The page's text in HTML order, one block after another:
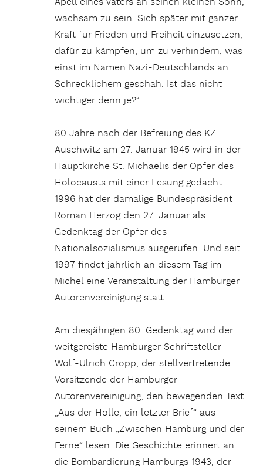
wachsam zu sein. Sich später mit ganzer
Kraft für Frieden und Freiheit einzusetzen,
dafür zu kämpfen, um zu verhindern, was
einst im Namen Nazi-Deutschlands an
Schrecklichem geschah. Ist das nicht
wichtiger denn je?“
80 Jahre nach der Befreiung des KZ
Auschwitz am 27. Januar 1945 wird in der
Hauptkirche St. Michaelis der Opfer des
Holocausts mit einer Lesung gedacht.
1996 hat der damalige Bundespräsident
Roman Herzog den 27. Januar als
Gedenktag der Opfer des
Nationalsozialismus ausgerufen. Und seit
1997 findet jährlich an diesem Tag im
Michel eine Veranstaltung der Hamburger
Autorenvereinigung statt.
Am diesjährigen 80. Gedenktag wird der
weitgereiste Hamburger Schriftsteller
Wolf-Ulrich Cropp, der stellvertretende
Vorsitzende der Hamburger
Autorenvereinigung, den bewegenden Text
„Aus der Hölle, ein letzter Brief“ aus
seinem Buch „Zwischen Hamburg und der
Ferne“ lesen. Die Geschichte erinnert an
die Bombardierung Hamburgs 1943, der